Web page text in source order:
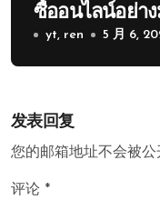
ซื้ออนไลน์อย่า
yt, ren 5 月 6,
发表回复
您的邮箱地址不会被公
评论 *